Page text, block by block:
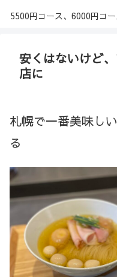
5500円コース、6000円コー
安くはないけど
店に
札幌で一番美味し
る